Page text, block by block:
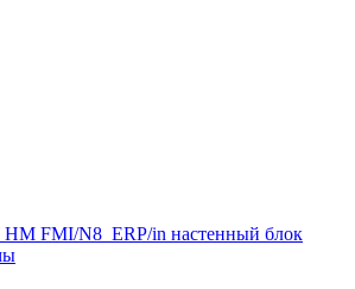
FMI/N8_ERP/in настенный блок